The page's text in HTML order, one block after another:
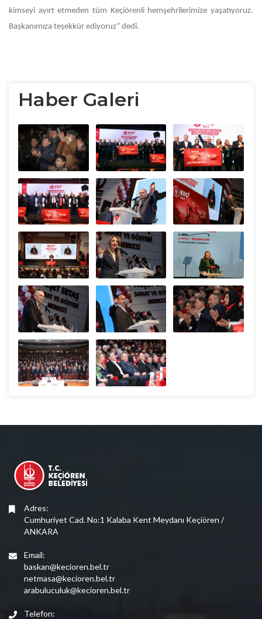
kimseyi ayırt etmeden tüm Keçiörenli hemşehrilerimize yaşatıyoruz.
Başkanımıza teşekkür ediyoruz” dedi.
Haber Galeri
Adres:
Cumhuriyet Cad. No:1 Kalaba Kent Meydanı Keçiören /
ANKARA
Email:
baskan@kecioren.bel.tr
netmasa@kecioren.bel.tr
arabuluculuk@kecioren.bel.tr
Telefon: